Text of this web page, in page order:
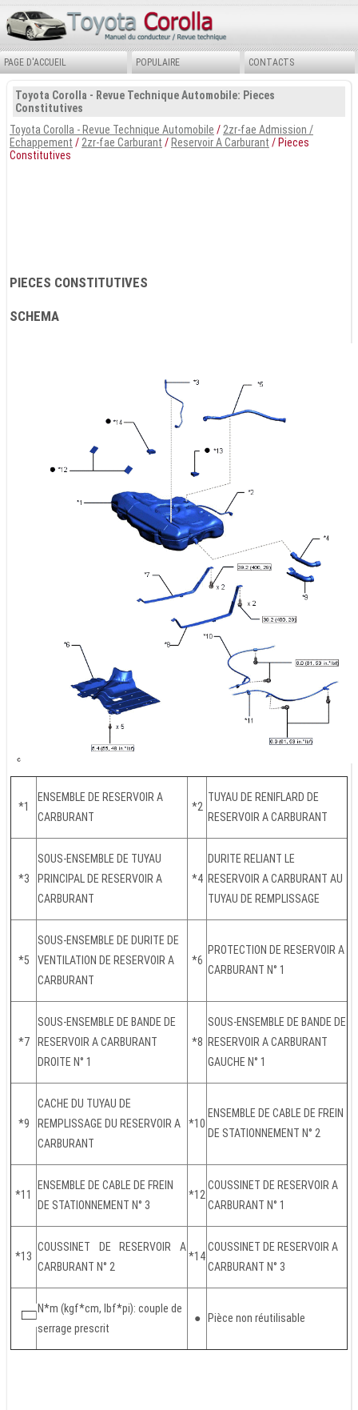
PAGE D'ACCUEIL POPULAIRE CONTACTS
Toyota Corolla - Revue Technique Automobile: Pieces
Constitutives
Toyota Corolla - Revue Technique Automobile / 2zr-fae Admission /
Echappement / 2zr-fae Carburant /Reservoir A Carburant / Pieces
Constitutives
PIECES CONSTITUTIVES
SCHEMA
*1
ENSEMBLE DE RESERVOIR A
CARBURANT
*2
TUYAU DE RENIFLARD DE
RESERVOIR A CARBURANT
*3
SOUS-ENSEMBLE DE TUYAU
PRINCIPAL DE RESERVOIR A
CARBURANT
*4
DURITE RELIANT LE
RESERVOIR A CARBURANT AU
TUYAU DE REMPLISSAGE
*5
SOUS-ENSEMBLE DE DURITE DE
VENTILATION DE RESERVOIR A
CARBURANT
*6
PROTECTION DE RESERVOIR A
CARBURANT N° 1
*7
SOUS-ENSEMBLE DE BANDE DE
RESERVOIR A CARBURANT
DROITE N° 1
*8
SOUS-ENSEMBLE DE BANDE DE
RESERVOIR A CARBURANT
GAUCHE N° 1
*9
CACHE DU TUYAU DE
REMPLISSAGE DU RESERVOIR A
CARBURANT
*10
ENSEMBLE DE CABLE DE FREIN
DE STATIONNEMENT N° 2
*11
ENSEMBLE DE CABLE DE FREIN
DE STATIONNEMENT N° 3
*12
COUSSINET DE RESERVOIR A
CARBURANT N° 1
*13
COUSSINET DE RESERVOIR A
CARBURANT N° 2
*14
COUSSINET DE RESERVOIR A
CARBURANT N° 3
N*m (kgf*cm, lbf*pi): couple de
serrage prescrit
● Pièce non réutilisable